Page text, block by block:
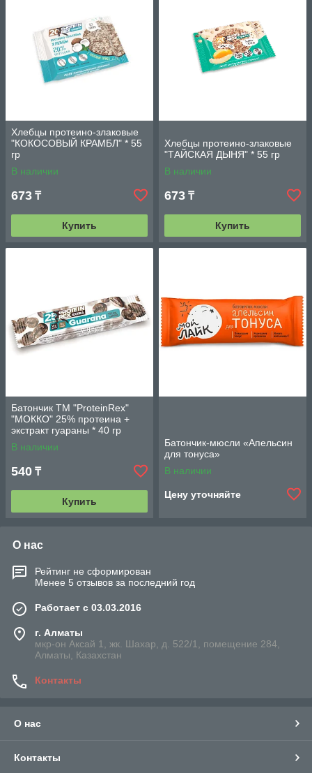
Хлебцы протеино-злаковые
"КОКОСОВЫЙ КРАМБЛ" * 55
гр
В наличии
673 ₸
Купить
Хлебцы протеино-злаковые
"ТАЙСКАЯ ДЫНЯ" * 55 гр
В наличии
673 ₸
Купить
Батончик ТМ "ProteinRex"
"МОККО" 25% протеина +
экстракт гуараны * 40 гр
В наличии
540 ₸
Купить
Батончик-мюсли «Апельсин
для тонуса»
В наличии
Цену уточняйте
О нас
Рейтинг не сформирован
Менее 5 отзывов за последний год
Работает с 03.03.2016
г. Алматы
мкр-он Аксай 1, жк. Шахар, д. 522/1, помещение 284,
Алматы, Казахстан
Контакты
О нас
Контакты